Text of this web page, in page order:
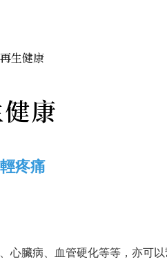
生健康
康
疼痛
心臟病、血管硬化等等，亦可